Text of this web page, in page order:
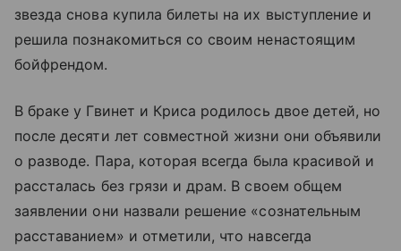
звезда снова купила билеты на их выступление и
решила познакомиться со своим ненастоящим
бойфрендом.
В браке у Гвинет и Криса родилось двое детей, но
после десяти лет совместной жизни они объявили
о разводе. Пара, которая всегда была красивой и
рассталась без грязи и драм. В своем общем
заявлении они назвали решение «сознательным
расставанием» и отметили, что навсегда